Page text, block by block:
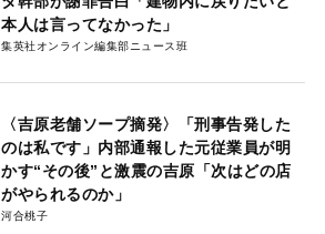
本人は言ってなかった」
集英社オンライン編集部ニュース班
〈吉原老舗ソープ摘発〉「刑事告発した
のは私です」内部通報した元従業員が明
かす“その後”と激震の吉原「次はどの店
がやられるのか」
河合桃子